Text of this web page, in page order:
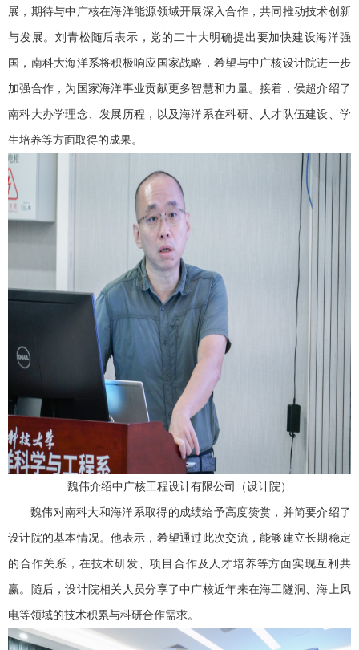
展，期待与中广核在海洋能源领域开展深入合作，共同推动技术创新
与发展。刘青松随后表示，党的二十大明确提出要加快建设海洋强
国，南科大海洋系将积极响应国家战略，希望与中广核设计院进一步
加强合作，为国家海洋事业贡献更多智慧和力量。接着，侯超介绍了
南科大办学理念、发展历程，以及海洋系在科研、人才队伍建设、学
生培养等方面取得的成果。
魏伟介绍中广核工程设计有限公司（设计院）
魏伟对南科大和海洋系取得的成绩给予高度赞赏，并简要介绍了
设计院的基本情况。他表示，希望通过此次交流，能够建立长期稳定
的合作关系，在技术研发、项目合作及人才培养等方面实现互利共
赢。随后，设计院相关人员分享了中广核近年来在海工隧洞、海上风
电等领域的技术积累与科研合作需求。